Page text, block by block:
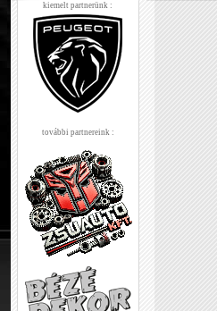
kiemelt partnerünk :
további partnereink :